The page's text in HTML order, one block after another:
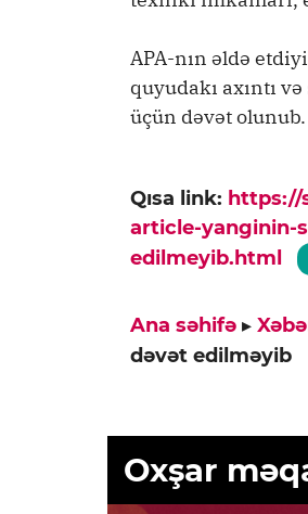
APA-nın əldə
quyudakı axıntı
üçün dəvət olunub.
Qısa link: https://
article-yanginin-
edilmeyib.html
Ana səhifə ▸
dəvət edilməyib
Oxşar